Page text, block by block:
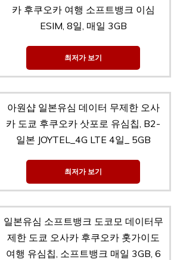
카 후쿠오카 여행 소프트뱅크 이심
ESIM, 8일, 매일 3GB
최저가 보기
아원샵 일본유심 데이터 무제한 오사
카 도쿄 후쿠오카 삿포로 유심칩, B2-
일본 JOYTEL_4G LTE 4일_ 5GB
최저가 보기
일본유심 소프트뱅크 도코모 데이터무
제한 도쿄 오사카 후쿠오카 홋가이도
여행 유심칩, 소프트뱅크 매일 3GB, 6